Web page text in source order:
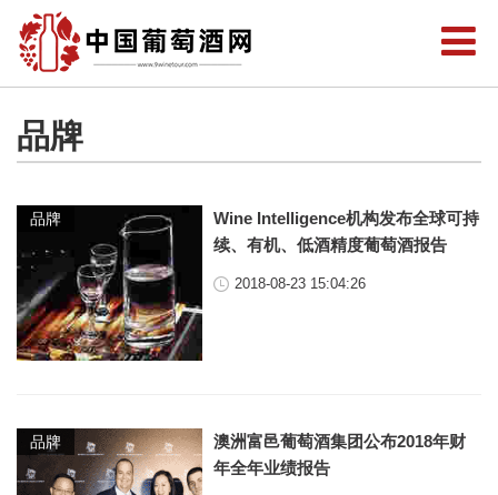
品牌
品牌
Wine Intelligence机构发布全球可持
续、有机、低酒精度葡萄酒报告
2018-08-23 15:04:26
品牌
澳洲富邑葡萄酒集团公布2018年财
年全年业绩报告